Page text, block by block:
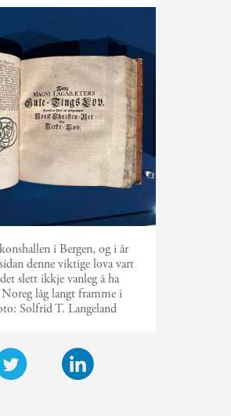
i Bergen, og i år
denne viktige lova vart
slett ikkje vanleg å ha
låg langt framme i
Solfrid T. Langeland